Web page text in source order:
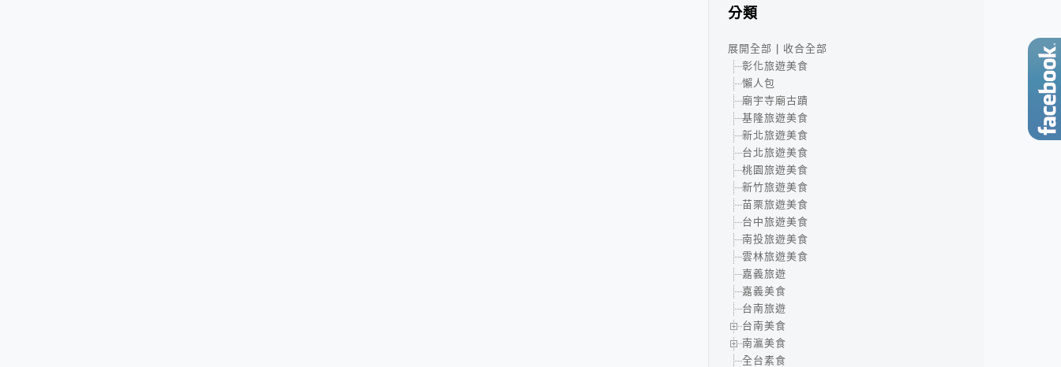
分類
展開全部
收合全部
彰化旅遊美食
懶人包
廟宇寺廟古蹟
基隆旅遊美食
新北旅遊美食
台北旅遊美食
桃園旅遊美食
新竹旅遊美食
苗栗旅遊美食
台中旅遊美食
南投旅遊美食
雲林旅遊美食
嘉義旅遊
嘉義美食
台南旅遊
台南美食
南瀛美食
全台素食